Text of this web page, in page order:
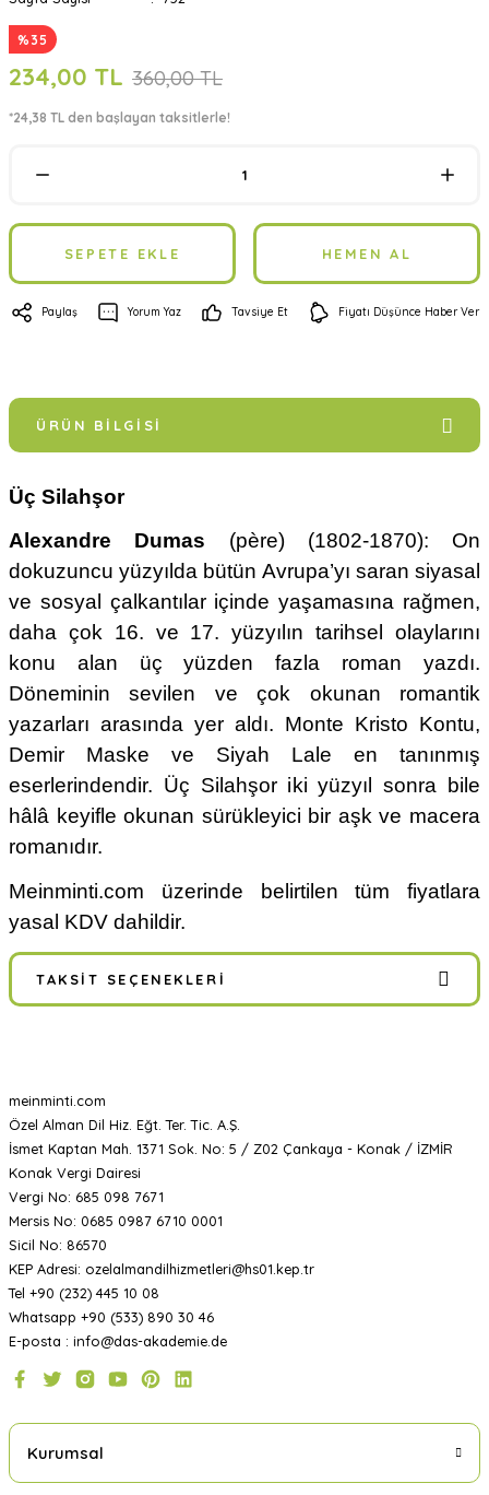
%35
234,00 TL 360,00 TL
*24,38 TL den başlayan taksitlerle!
SEPETE EKLE HEMEN AL
Paylaş Yorum Yaz Tavsiye Et Fiyatı Düşünce Haber Ver
ÜRÜN BILGISI
Üç Silahşor
Alexandre Dumas (père) (1802-1870): On
dokuzuncu yüzyılda bütün Avrupa’yı saran siyasal
ve sosyal çalkantılar içinde yaşamasına rağmen,
daha çok 16. ve 17. yüzyılın tarihsel olaylarını
konu alan üç yüzden fazla roman yazdı.
Döneminin sevilen ve çok okunan romantik
yazarları arasında yer aldı. Monte Kristo Kontu,
Demir Maske ve Siyah Lale en tanınmış
eserlerindendir. Üç Silahşor iki yüzyıl sonra bile
hâlâ keyifle okunan sürükleyici bir aşk ve macera
romanıdır.
Meinminti.com üzerinde belirtilen tüm fiyatlara
yasal KDV dahildir.
TAKSIT SEÇENEKLERI
meinminti.com
Özel Alman Dil Hiz. Eğt. Ter. Tic. A.Ş.
İsmet Kaptan Mah. 1371 Sok. No: 5 / Z02 Çankaya - Konak / İZMİR
Konak Vergi Dairesi
Vergi No: 685 098 7671
Mersis No: 0685 0987 6710 0001
Sicil No: 86570
KEP Adresi: ozelalmandilhizmetleri@hs01.kep.tr
Tel +90 (232) 445 10 08
Whatsapp +90 (533) 890 30 46
E-posta : info@das-akademie.de
Kurumsal